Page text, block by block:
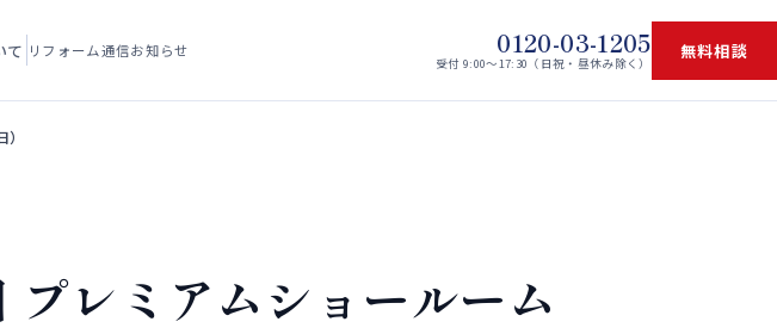
て リフォーム通信お知らせ 0120-03-1205
受付 9:00〜17:30（日祝・昼休み除く）
無料相談
プレミアムショールーム